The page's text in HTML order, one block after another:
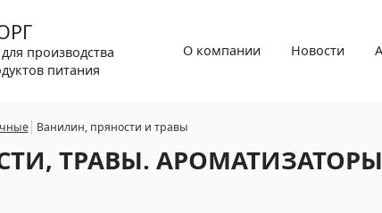
Ванилин, пряности и травы
ТРАВЫ.
производства
питания
О компании Новости